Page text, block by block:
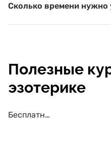
Сколько времени нужно
Полезные
эзотерике
Бесплатные курсы по эзотерике